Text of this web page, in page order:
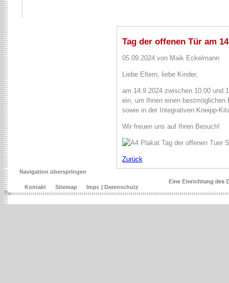
Tag der offenen Tür am
05.09.2024 von Maik Eckelmann
Liebe Eltern, liebe Kinder,
am 14.9.2024 zwischen 10.00 und
ein, um Ihnen einen bestmöglichen
sowie in der Integrativen Kneipp-
Wir freuen uns auf Ihren Besuch!
Zurück
Navigation überspringen
Kontakt Sitemap Impr. | Datenschutz